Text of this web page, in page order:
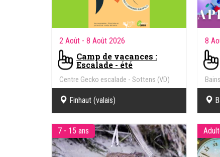
2 Août - 8 Août 2026
Camp de vacances :
Escalade - été
Centre Gecko escalade - Sottens (VD)
Finhaut (valais)
8
7 - 15 ans